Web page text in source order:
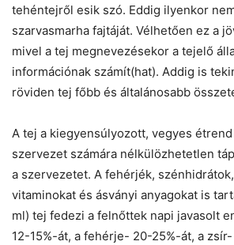
tehéntejről esik szó. Eddig ilyenkor
szarvasmarha fajtáját. Vélhetően ez a
mivel a tej megnevezésekor a tejelő
információnak számít(hat). Addig is
röviden tej főbb és általánosabb
A tej a kiegyensúlyozott, vegyes
szervezet számára nélkülözhetetlen
a szervezetet. A fehérjék,
vitaminokat és ásványi anyagokat is
ml) tej fedezi a felnőttek napi javasolt
12-15%-át, a fehérje- 20-25%-át, a